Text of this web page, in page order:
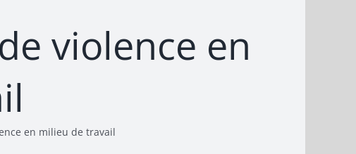
violence en
en milieu de travail